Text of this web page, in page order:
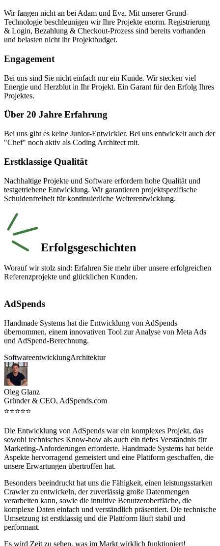
Wir fangen nicht an bei Adam und Eva. Mit unserer Grund-
Technologie beschleunigen wir Ihre Projekte enorm. Registrierung
& Login, Bezahlung & Checkout-Prozess sind bereits vorhanden
und belasten nicht ihr Projektbudget.
Engagement
Bei uns sind Sie nicht einfach nur ein Kunde. Wir stecken viel
Energie und Herzblut in Ihr Projekt. Ein Garant für den Erfolg Ihres
Projektes.
Über 20 Jahre Erfahrung
Bei uns gibt es keine Junior-Entwickler. Bei uns entwickelt auch der
"Chef" noch aktiv als Coding Architect mit.
Erstklassige Qualität
Nachhaltige Projekte und Software erfordern hohe Qualität und
testgetriebene Entwicklung. Wir garantieren projektspezifische
Schuldenfreiheit für kontinuierliche Weiterentwicklung.
Erfolgsgeschichten
Worauf wir stolz sind: Erfahren Sie mehr über unsere erfolgreichen
Referenzprojekte und glücklichen Kunden.
AdSpends
Handmade Systems hat die Entwicklung von AdSpends
übernommen, einem innovativen Tool zur Analyse von Meta Ads
und AdSpend-Berechnung.
SoftwareentwicklungArchitektur
Oleg Glanz
Gründer & CEO, AdSpends.com
⭐⭐⭐⭐⭐
Die Entwicklung von AdSpends war ein komplexes Projekt, das
sowohl technisches Know-how als auch ein tiefes Verständnis für
Marketing-Anforderungen erforderte. Handmade Systems hat beide
Aspekte hervorragend gemeistert und eine Plattform geschaffen, die
unsere Erwartungen übertroffen hat.
Besonders beeindruckt hat uns die Fähigkeit, einen leistungsstarken
Crawler zu entwickeln, der zuverlässig große Datenmengen
verarbeiten kann, sowie die intuitive Benutzeroberfläche, die
komplexe Daten einfach und verständlich präsentiert. Die technische
Umsetzung ist erstklassig und die Plattform läuft stabil und
performant.
Es wird Zeit zu sehen, was im Markt wirklich funktioniert!